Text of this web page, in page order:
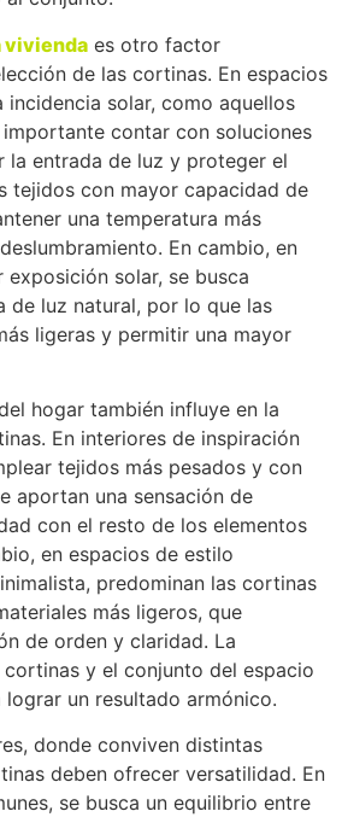
vivienda es otro factor
de las cortinas. En espacios
incidencia solar, como aquellos
contar con soluciones
la entrada de luz y proteger el
tejidos con mayor capacidad de
una temperatura más
En cambio, en
solar, se busca
de luz natural, por lo que las
ligeras y permitir una mayor
hogar también influye en la
En interiores de inspiración
tejidos más pesados y con
aportan una sensación de
con el resto de los elementos
en espacios de estilo
predominan las cortinas
más ligeros, que
de orden y claridad. La
y el conjunto del espacio
un resultado armónico.
donde conviven distintas
deben ofrecer versatilidad. En
se busca un equilibrio entre